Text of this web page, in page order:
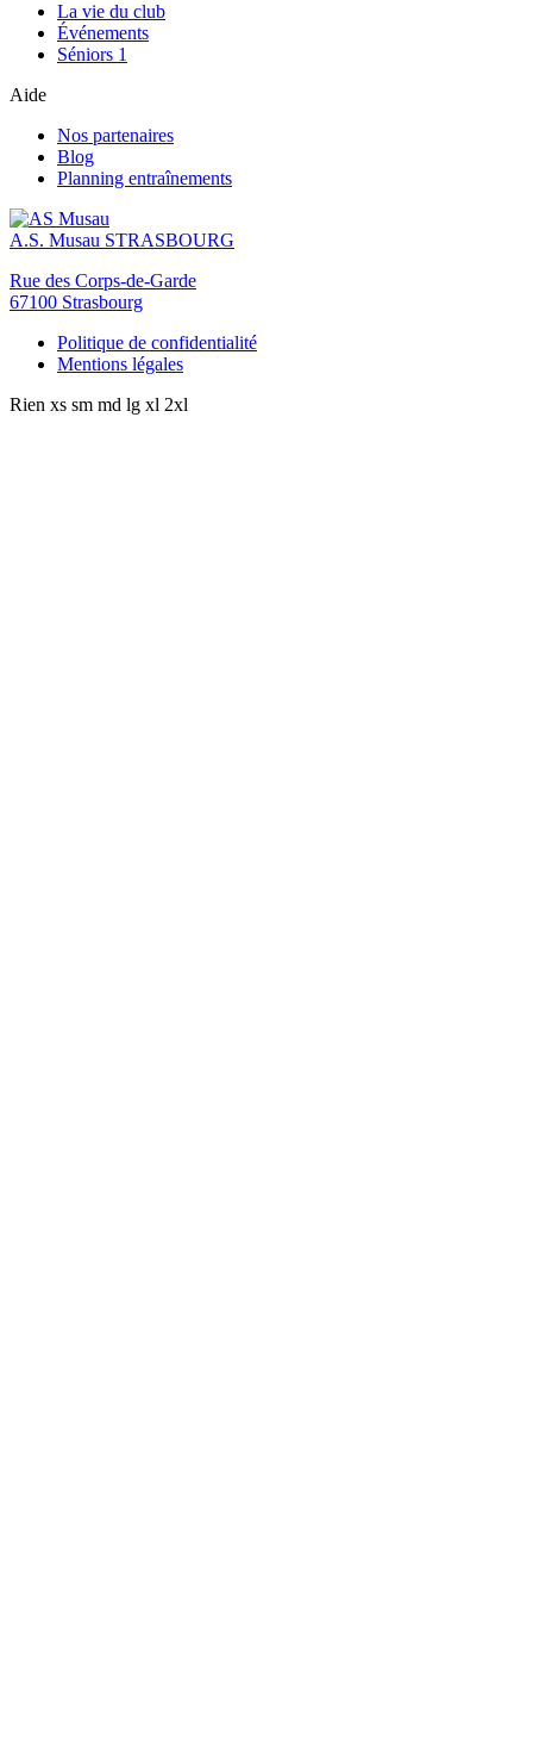
La vie du club
Événements
Séniors 1
Aide
Nos partenaires
Blog
Planning entraînements
A.S. Musau STRASBOURG
Rue des Corps-de-Garde
67100 Strasbourg
Politique de confidentialité
Mentions légales
Rien xs sm md lg xl 2xl